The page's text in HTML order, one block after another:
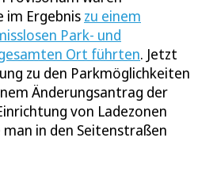
im Ergebnis zu einem
Park- und
Ort führten. Jetzt
zu den Parkmöglichkeiten
Änderungsantrag der
von Ladezonen
in den Seitenstraßen